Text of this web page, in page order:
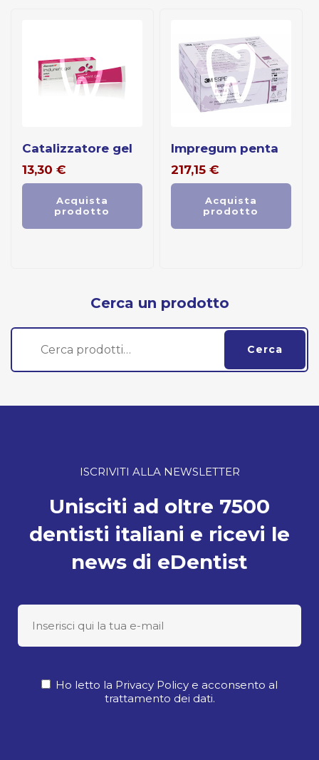
catalizzatore gel
13,30 €
Acquista
prodotto
impregum penta
217,15 €
Acquista
prodotto
Cerca un prodotto
Cerca:
Cerca
ISCRIVITI ALLA NEWSLETTER
Unisciti ad oltre 7500
dentisti italiani e ricevi le
news di eDentist
Ho letto la Privacy Policy e acconsento al
trattamento dei dati.